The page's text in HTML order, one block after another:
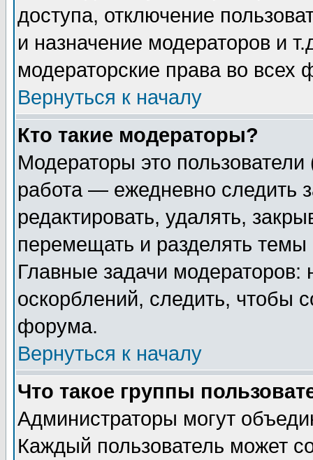
доступа, отключение
и назначение модераторов и
модераторские права во всех
Вернуться к началу
Кто такие модераторы?
Модераторы это
работа — ежедневно следить
редактировать, удалять,
перемещать и разделять
Главные задачи
оскорблений, следить, чтобы
форума.
Вернуться к началу
Что такое группы
Администраторы могут
Каждый пользователь может